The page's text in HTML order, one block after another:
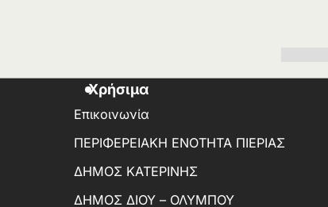
Χρήσιμα
Επικοινωνία
ΠΕΡΙΦΕΡΕΙΑΚΗ ΕΝΟΤΗΤΑ ΠΙΕΡΙΑΣ
ΔΗΜΟΣ ΚΑΤΕΡΙΝΗΣ
ΔΗΜΟΣ ΔΙΟΥ – ΟΛΥΜΠΟΥ